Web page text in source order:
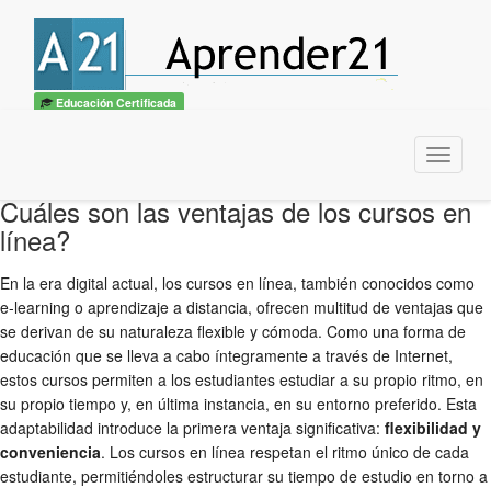
Educación Certificada
Menu
Cuáles son las ventajas de los cursos en
línea?
En la era digital actual, los cursos en línea, también conocidos como
e-learning o aprendizaje a distancia, ofrecen multitud de ventajas que
se derivan de su naturaleza flexible y cómoda. Como una forma de
educación que se lleva a cabo íntegramente a través de Internet,
estos cursos permiten a los estudiantes estudiar a su propio ritmo, en
su propio tiempo y, en última instancia, en su entorno preferido. Esta
adaptabilidad introduce la primera ventaja significativa: flexibilidad y
conveniencia. Los cursos en línea respetan el ritmo único de cada
estudiante, permitiéndoles estructurar su tiempo de estudio en torno a